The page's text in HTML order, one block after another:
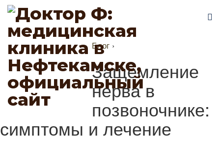
Блог ›
Защемление
нерва в
позвоночнике:
симптомы и лечение